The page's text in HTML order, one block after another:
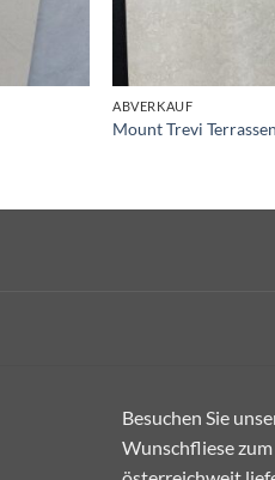
ABVERKAUF
Mount Trevi
Besuchen Sie
Wunschfliese